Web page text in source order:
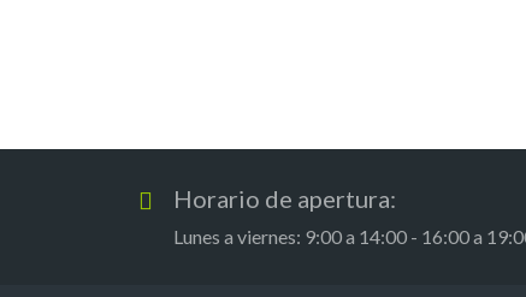
Horario de apertura:
Lunes a viernes: 9:00 a 14:00 - 16:00 a